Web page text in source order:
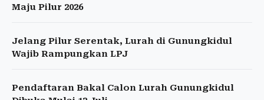
Maju Pilur 2026
Jelang Pilur Serentak, Lurah di Gunungkidul
Wajib Rampungkan LPJ
Pendaftaran Bakal Calon Lurah Gunungkidul